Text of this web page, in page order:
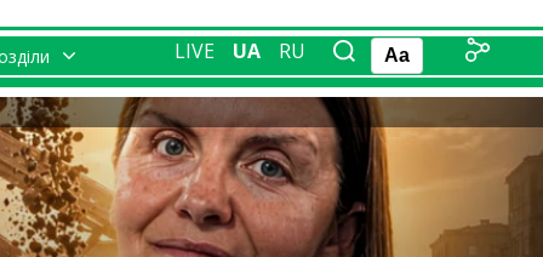
LIVE UA RU Aa